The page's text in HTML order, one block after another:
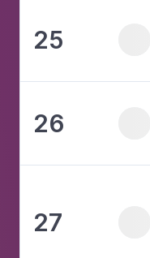
25
26
27